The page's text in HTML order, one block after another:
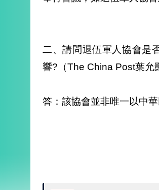
二、請問退伍軍人協會是
響?（The China Post葉允
答：該協會並非唯一以中